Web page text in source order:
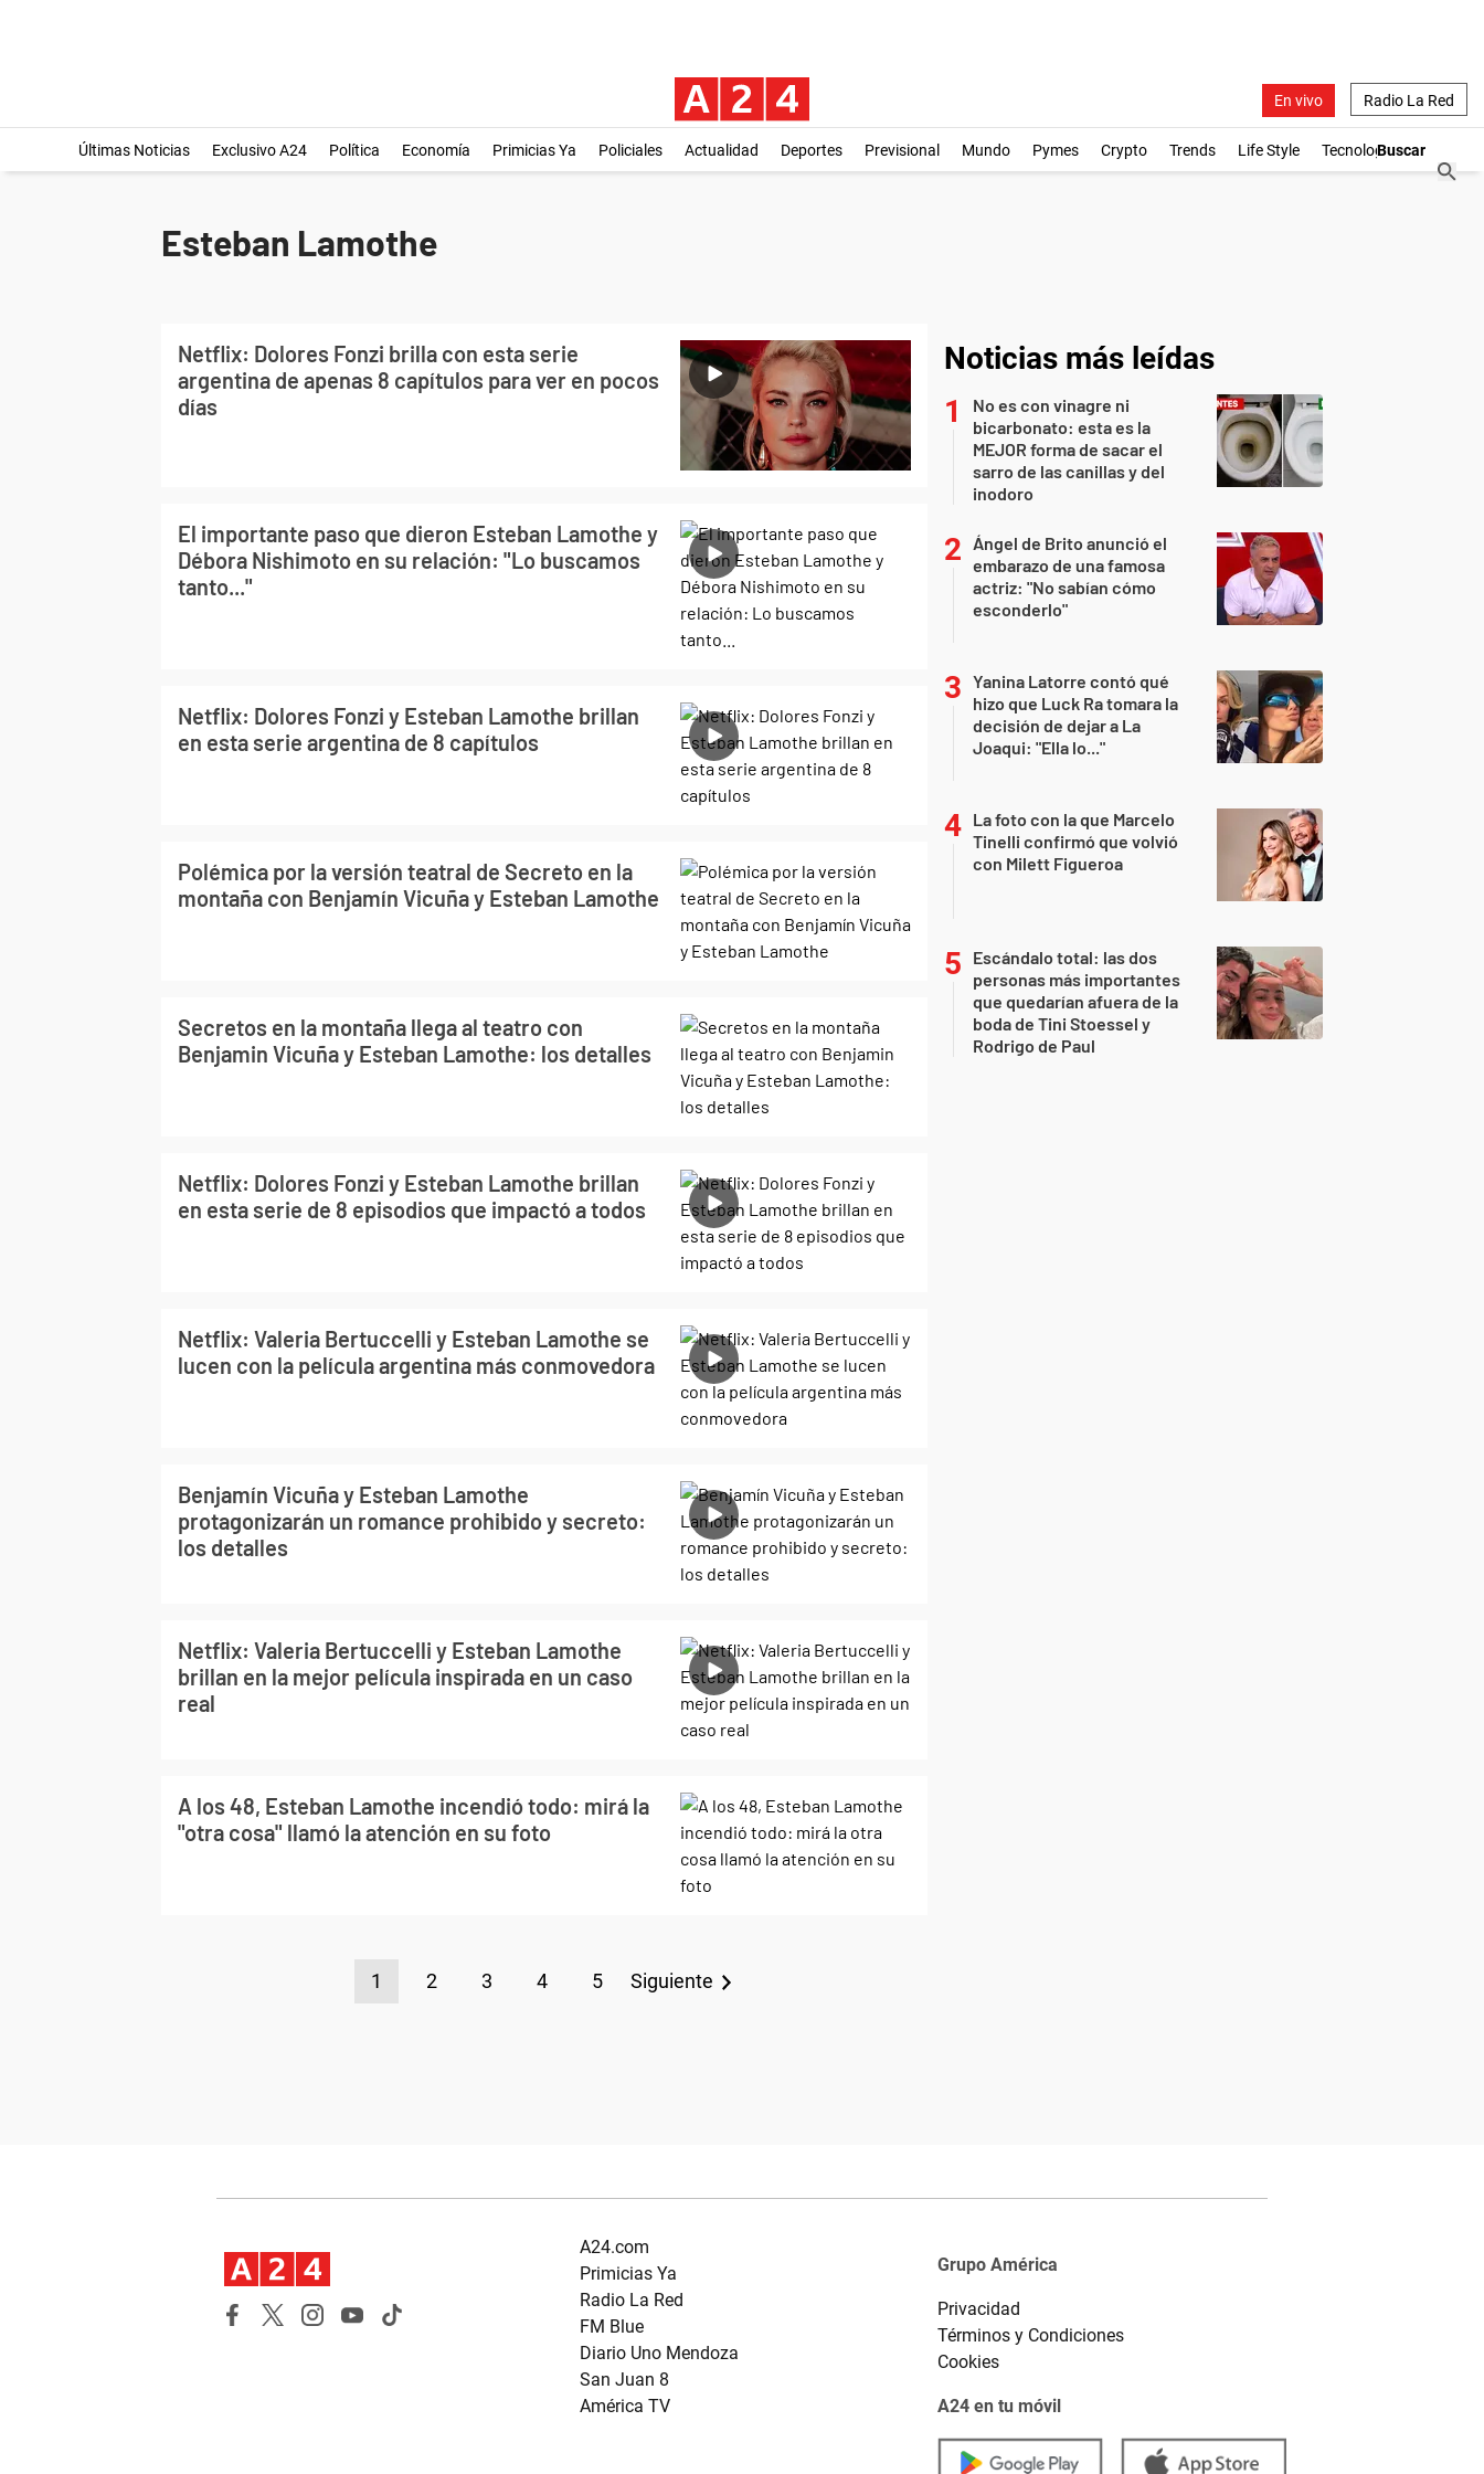
En vivo Radio La Red
Últimas Noticias Exclusivo A24 Política Economía Primicias Ya Policiales Actualidad Deportes Previsional Mundo Pymes Crypto Trends Life Style Tecnología
Esteban Lamothe
Netflix: Dolores Fonzi brilla con esta serie
argentina de apenas 8 capítulos para ver en pocos
días
El importante paso que dieron Esteban Lamothe y
Débora Nishimoto en su relación: "Lo buscamos
tanto..."
Netflix: Dolores Fonzi y Esteban Lamothe brillan
en esta serie argentina de 8 capítulos
Polémica por la versión teatral de Secreto en la
montaña con Benjamín Vicuña y Esteban Lamothe
Secretos en la montaña llega al teatro con
Benjamin Vicuña y Esteban Lamothe: los detalles
Netflix: Dolores Fonzi y Esteban Lamothe brillan
en esta serie de 8 episodios que impactó a todos
Netflix: Valeria Bertuccelli y Esteban Lamothe se
lucen con la película argentina más conmovedora
Benjamín Vicuña y Esteban Lamothe
protagonizarán un romance prohibido y secreto:
los detalles
Netflix: Valeria Bertuccelli y Esteban Lamothe
brillan en la mejor película inspirada en un caso
real
A los 48, Esteban Lamothe incendió todo: mirá la
"otra cosa" llamó la atención en su foto
1 2 3 4 5 Siguiente
Noticias más leídas
No es con vinagre ni
bicarbonato: esta es la
MEJOR forma de sacar el
sarro de las canillas y del
inodoro
Ángel de Brito anunció el
embarazo de una famosa
actriz: "No sabían cómo
esconderlo"
Yanina Latorre contó qué
hizo que Luck Ra tomara la
decisión de dejar a La
Joaqui: "Ella lo..."
La foto con la que Marcelo
Tinelli confirmó que volvió
con Milett Figueroa
Escándalo total: las dos
personas más importantes
que quedarían afuera de la
boda de Tini Stoessel y
Rodrigo de Paul
A24.com
Primicias Ya
Radio La Red
FM Blue
Diario Uno Mendoza
San Juan 8
América TV
Grupo América
Privacidad
Términos y Condiciones
Cookies
A24 en tu móvil